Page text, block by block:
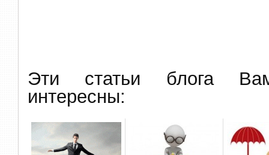
Эти статьи блога
интересны: